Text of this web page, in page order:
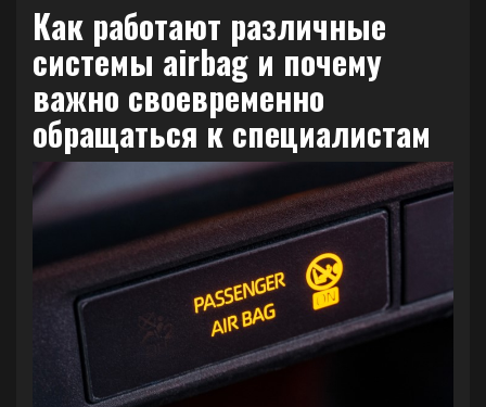
Как работают различные
системы airbag и почему
важно своевременно
обращаться к специалистам